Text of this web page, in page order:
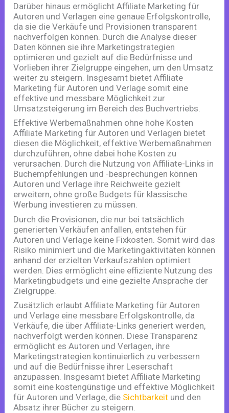
Darüber hinaus ermöglicht Affiliate Marketing für
Autoren und Verlagen eine genaue Erfolgskontrolle,
da sie die Verkäufe und Provisionen transparent
nachverfolgen können. Durch die Analyse dieser
Daten können sie ihre Marketingstrategien
optimieren und gezielt auf die Bedürfnisse und
Vorlieben ihrer Zielgruppe eingehen, um den Umsatz
weiter zu steigern. Insgesamt bietet Affiliate
Marketing für Autoren und Verlage somit eine
effektive und messbare Möglichkeit zur
Umsatzsteigerung im Bereich des Buchvertriebs.
Effektive Werbemaßnahmen ohne hohe Kosten
Affiliate Marketing für Autoren und Verlagen bietet
diesen die Möglichkeit, effektive Werbemaßnahmen
durchzuführen, ohne dabei hohe Kosten zu
verursachen. Durch die Nutzung von Affiliate-Links in
Buchempfehlungen und -besprechungen können
Autoren und Verlage ihre Reichweite gezielt
erweitern, ohne große Budgets für klassische
Werbung investieren zu müssen.
Durch die Provisionen, die nur bei tatsächlich
generierten Verkäufen anfallen, entstehen für
Autoren und Verlage keine Fixkosten. Somit wird das
Risiko minimiert und die Marketingaktivitäten können
anhand der erzielten Verkaufszahlen optimiert
werden. Dies ermöglicht eine effiziente Nutzung des
Marketingbudgets und eine gezielte Ansprache der
Zielgruppe.
Zusätzlich erlaubt Affiliate Marketing für Autoren
und Verlage eine messbare Erfolgskontrolle, da
Verkäufe, die über Affiliate-Links generiert werden,
nachverfolgt werden können. Diese Transparenz
ermöglicht es Autoren und Verlagen, ihre
Marketingstrategien kontinuierlich zu verbessern
und auf die Bedürfnisse ihrer Leserschaft
anzupassen. Insgesamt bietet Affiliate Marketing
somit eine kostengünstige und effektive Möglichkeit
für Autoren und Verlage, die Sichtbarkeit und den
Absatz ihrer Bücher zu steigern.